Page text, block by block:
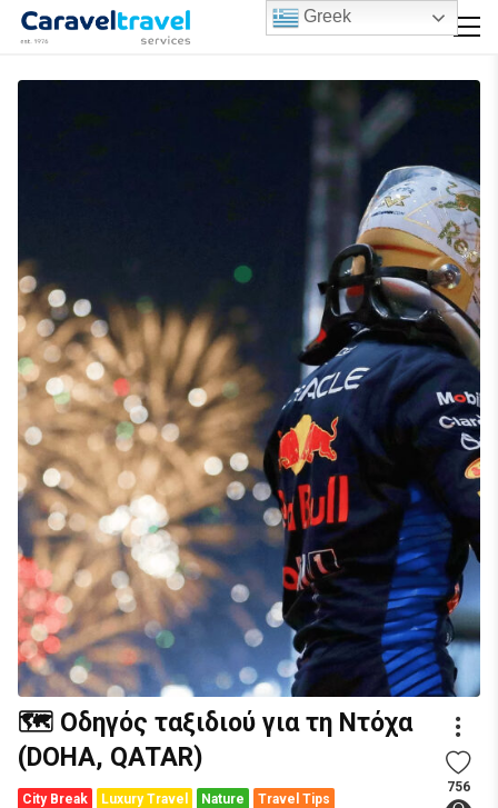
🗺️ Οδηγός ταξιδιού για τη Ντόχα
(DOHA, QATAR)
City Break Luxury Travel Nature
Travel Tips
756
Greek